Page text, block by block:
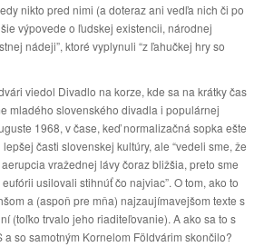
nikto pred nimi (a doteraz ani vedľa nich či po
výpovede o ľudskej existencii, národnej
nádeji”, ktoré vyplynuli “z ľahučkej hry so
viedol Divadlo na korze, kde sa na krátky čas
mladého slovenského divadla i populárnej
1968, v čase, keď normalizačná sopka ešte
časti slovenskej kultúry, ale “vedeli sme, že
vražednej lávy čoraz bližšia, preto sme
usilovali stihnúť čo najviac”. O tom, ako to
a (aspoň pre mňa) najzaujímavejšom texte s
(toľko trvalo jeho riaditeľovanie). A ako sa to s
a so samotným Kornelom Földvárim skončilo?